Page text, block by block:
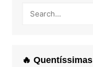
🔥 Quentíssimas